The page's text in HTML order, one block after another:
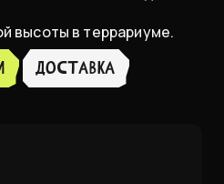
высоты в террариуме.
доставка